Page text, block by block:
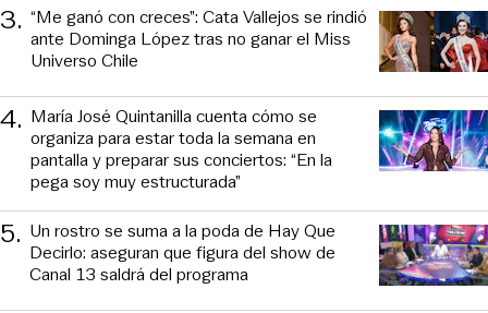
3. “Me ganó con creces”: Cata Vallejos se rindió
ante Dominga López tras no ganar el Miss
Universo Chile
4. María José Quintanilla cuenta cómo se
organiza para estar toda la semana en
pantalla y preparar sus conciertos: “En la
pega soy muy estructurada”
5. Un rostro se suma a la poda de Hay Que
Decirlo: aseguran que figura del show de
Canal 13 saldrá del programa